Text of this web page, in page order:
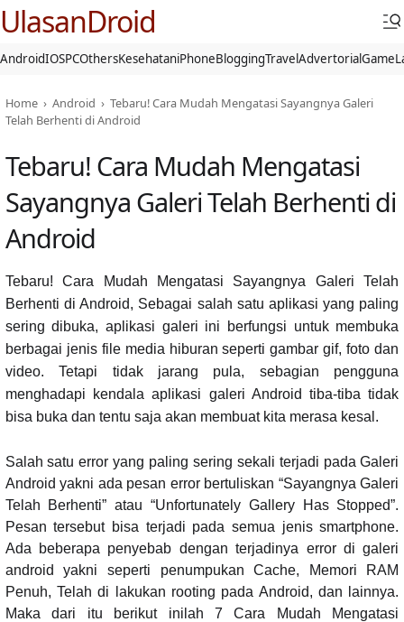
UlasanDroid
AndroidIOSPCOthersKesehataniPhoneBloggingTravelAdvertorialGame
Home › Android › Tebaru! Cara Mudah Mengatasi Sayangnya Galeri
Telah Berhenti di Android
Tebaru! Cara Mudah Mengatasi
Sayangnya Galeri Telah Berhenti di
Android
Tebaru! Cara Mudah Mengatasi Sayangnya Galeri Telah
Berhenti di Android, Sebagai salah satu aplikasi yang paling
sering dibuka, aplikasi galeri ini berfungsi untuk membuka
berbagai jenis file media hiburan seperti gambar gif, foto dan
video. Tetapi tidak jarang pula, sebagian pengguna
menghadapi kendala aplikasi galeri Android tiba-tiba tidak
bisa buka dan tentu saja akan membuat kita merasa kesal.
Salah satu error yang paling sering sekali terjadi pada Galeri
Android yakni ada pesan error bertuliskan “Sayangnya Galeri
Telah Berhenti” atau “Unfortunately Gallery Has Stopped”.
Pesan tersebut bisa terjadi pada semua jenis smartphone.
Ada beberapa penyebab dengan terjadinya error di galeri
android yakni seperti penumpukan Cache, Memori RAM
Penuh, Telah di lakukan rooting pada Android, dan lainnya.
Maka dari itu berikut inilah 7 Cara Mudah Mengatasi